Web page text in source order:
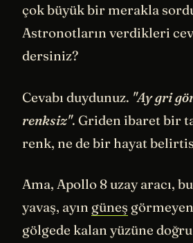
çok büyük bir merakla
Astronotların verdikleri
dersiniz?
Cevabı duydunuz. "Ay gri
renksiz". Griden ibaret bir
renk, ne de bir hayat
Ama, Apollo 8 uzay aracı,
yavaş, ayın güneş
gölgede kalan yüzüne